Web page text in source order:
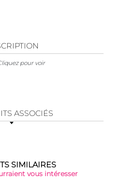
pour voir
ASSOCIÉS
SIMILAIRES
vous intéresser